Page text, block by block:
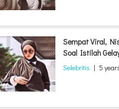
Sempat Viral,
Soal Istilah
Selebritis | 5